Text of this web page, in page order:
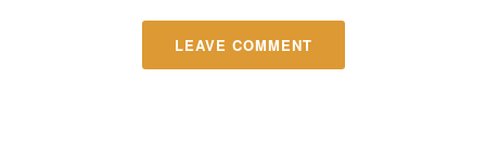
LEAVE COMMENT